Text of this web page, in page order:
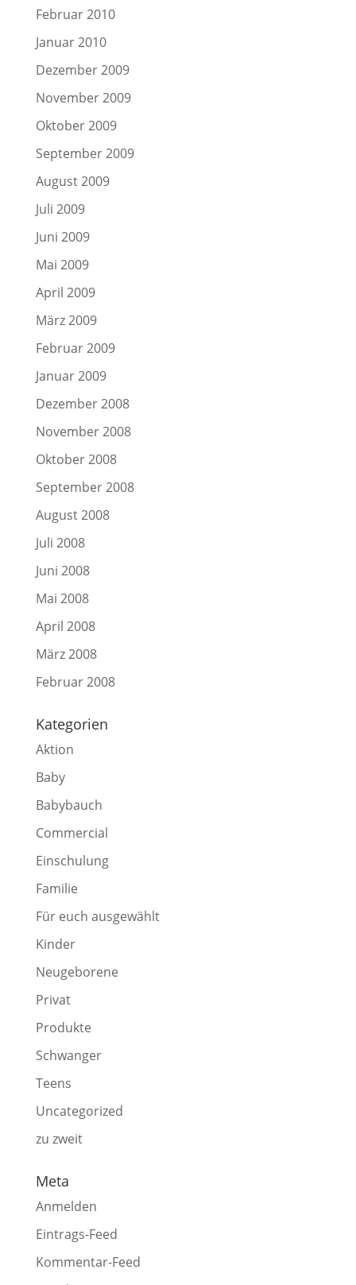
Februar 2010
Januar 2010
Dezember 2009
November 2009
Oktober 2009
September 2009
August 2009
Juli 2009
Juni 2009
Mai 2009
April 2009
März 2009
Februar 2009
Januar 2009
Dezember 2008
November 2008
Oktober 2008
September 2008
August 2008
Juli 2008
Juni 2008
Mai 2008
April 2008
März 2008
Februar 2008
Kategorien
Aktion
Baby
Babybauch
Commercial
Einschulung
Familie
Für euch ausgewählt
Kinder
Neugeborene
Privat
Produkte
Schwanger
Teens
Uncategorized
zu zweit
Meta
Anmelden
Eintrags-Feed
Kommentar-Feed